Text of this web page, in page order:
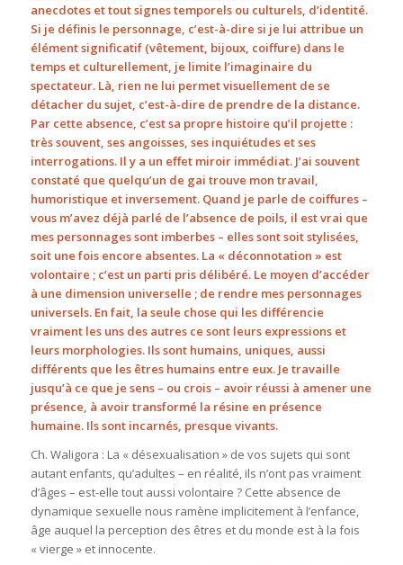
anecdotes et tout signes temporels ou culturels, d’identité.
Si je définis le personnage, c’est-à-dire si je lui attribue un
élément significatif (vêtement, bijoux, coiffure) dans le
temps et culturellement, je limite l’imaginaire du
spectateur. Là, rien ne lui permet visuellement de se
détacher du sujet, c’est-à-dire de prendre de la distance.
Par cette absence, c’est sa propre histoire qu’il projette :
très souvent, ses angoisses, ses inquiétudes et ses
interrogations. Il y a un effet miroir immédiat. J’ai souvent
constaté que quelqu’un de gai trouve mon travail,
humoristique et inversement. Quand je parle de coiffures –
vous m’avez déjà parlé de l’absence de poils, il est vrai que
mes personnages sont imberbes – elles sont soit stylisées,
soit une fois encore absentes. La « déconnotation » est
volontaire ; c’est un parti pris délibéré. Le moyen d’accéder
à une dimension universelle ; de rendre mes personnages
universels. En fait, la seule chose qui les différencie
vraiment les uns des autres ce sont leurs expressions et
leurs morphologies. Ils sont humains, uniques, aussi
différents que les êtres humains entre eux. Je travaille
jusqu’à ce que je sens – ou crois – avoir réussi à amener une
présence, à avoir transformé la résine en présence
humaine. Ils sont incarnés, presque vivants.
Ch. Waligora : La « désexualisation » de vos sujets qui sont
autant enfants, qu’adultes – en réalité, ils n’ont pas vraiment
d’âges – est-elle tout aussi volontaire ? Cette absence de
dynamique sexuelle nous ramène implicitement à l’enfance,
âge auquel la perception des êtres et du monde est à la fois
« vierge » et innocente.